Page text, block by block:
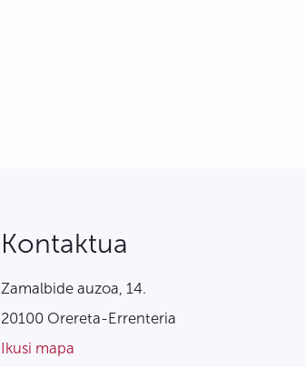
Kontaktua
Zamalbide auzoa, 14.
20100 Orereta-Errenteria
Ikusi mapa